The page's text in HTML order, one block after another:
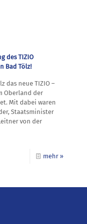
des TIZIO
Bad Tölz!
das neue TIZIO –
Oberland der
Mit dabei waren
Staatsminister
von der
mehr »